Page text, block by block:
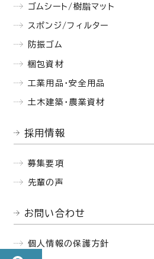
ゴムシート/樹脂マット
スポンジ/フィルター
防振ゴム
梱包資材
工業用品・安全用品
土木建築・農業資材
採用情報
募集要項
先輩の声
お問い合わせ
個人情報の保護方針